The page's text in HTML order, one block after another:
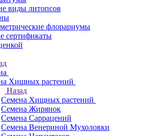
виды литопсов
флорариумы
сертификаты
Хищных растений
Назад
Семена Хищных растений
Семена Жирянок
Семена Саррацений
Семена Венериной Мухоловки